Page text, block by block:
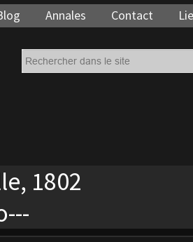
Annales Contact
1802